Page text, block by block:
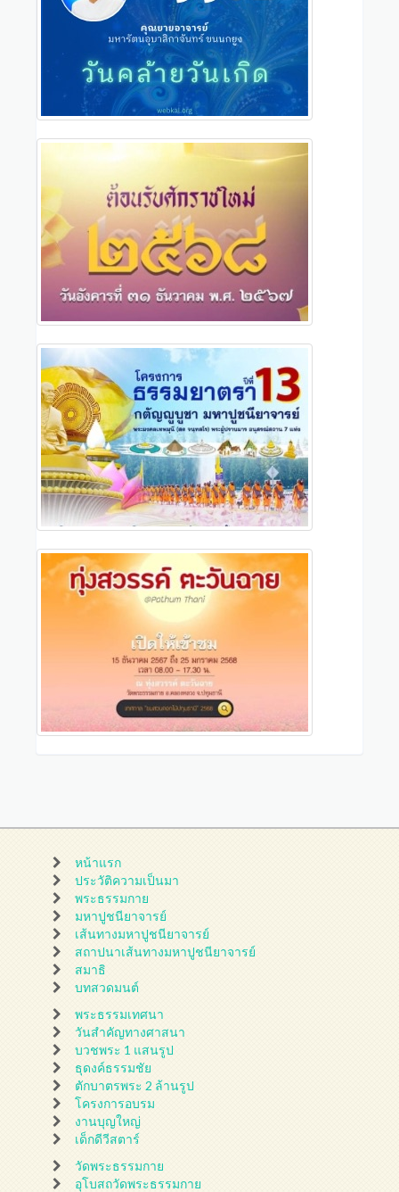
หน้าแรก
ประวัติความเป็นมา
พระธรรมกาย
มหาปูชนียาจารย์
เส้นทางมหาปูชนียาจารย์
สถาปนาเส้นทางมหาปูชนียาจารย์
สมาธิ
บทสวดมนต์
พระธรรมเทศนา
วันสำคัญทางศาสนา
บวชพระ 1 แสนรูป
ธุดงค์ธรรมชัย
ตักบาตรพระ 2 ล้านรูป
โครงการอบรม
งานบุญใหญ่
เด็กดีวีสตาร์
วัดพระธรรมกาย
อุโบสถวัดพระธรรมกาย